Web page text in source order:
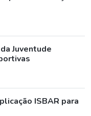
Juventude
ISBAR para